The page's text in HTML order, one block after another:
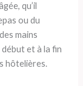
qu’il
ou du
mains
et à la fin
hôtelières.